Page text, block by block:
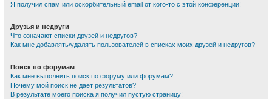
Я получил спам или оскорбительный email от кого-то с этой конференции!
Друзья и недруги
Что означают списки друзей и недругов?
Как мне добавлять/удалять пользователей в списках моих друзей и недругов?
Поиск по форумам
Как мне выполнить поиск по форуму или форумам?
Почему мой поиск не даёт результатов?
В результате моего поиска я получил пустую страницу!